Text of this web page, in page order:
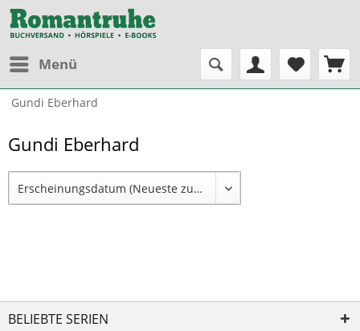
Menü
Gundi Eberhard
Gundi Eberhard
BELIEBTE SERIEN